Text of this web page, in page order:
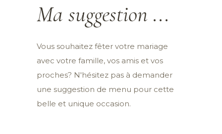
Ma suggestion ...
Vous souhaitez fêter votre mariage
avec votre famille, vos amis et vos
proches? N'hésitez pas à demander
une suggestion de menu pour cette
belle et unique occasion.